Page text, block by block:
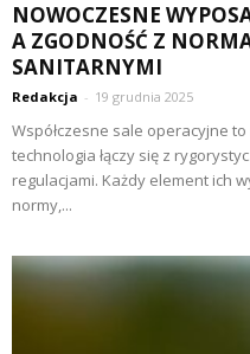
NOWOCZESNE
A ZGODNOŚĆ Z
SANITARNYMI
Redakcja - 19 grudnia 2025
Współczesne sale operacyjne
technologia łączy się z
regulacjami. Każdy element ich
normy,...